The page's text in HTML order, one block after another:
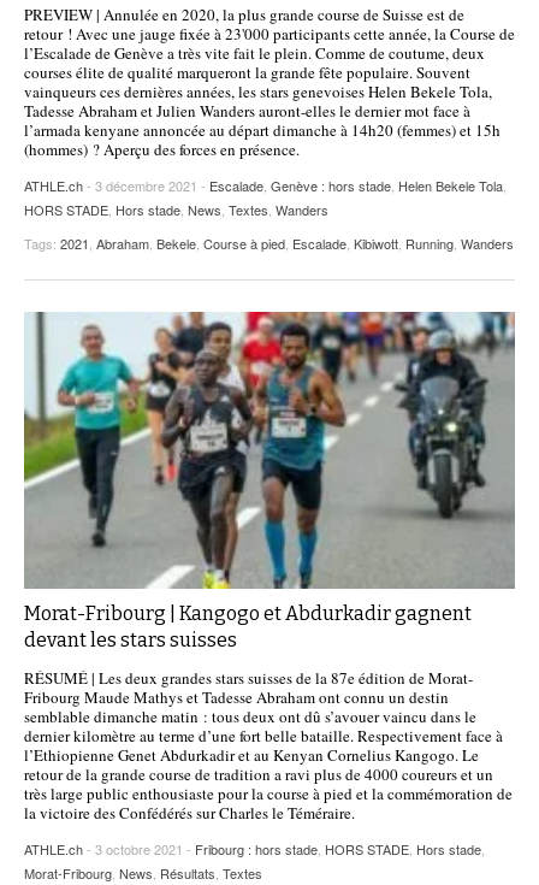
POURQUOI ATHLE.CH ?
ATHLE.CH RÉGIONS | VAUD
HIGHLIGHTS
LIVRES
PREVIEW | Annulée en 2020, la plus grande course de Suisse est de
retour ! Avec une jauge fixée à 23'000 participants cette année, la Course de
l’Escalade de Genève a très vite fait le plein. Comme de coutume, deux
courses élite de qualité marqueront la grande fête populaire. Souvent
vainqueurs ces dernières années, les stars genevoises Helen Bekele Tola,
Tadesse Abraham et Julien Wanders auront-elles le dernier mot face à
l’armada kenyane annoncée au départ dimanche à 14h20 (femmes) et 15h
(hommes) ? Aperçu des forces en présence.
ATHLE.ch- 3 décembre 2021 - Escalade Genève : hors stade Helen Bekele Tola
HORS STADE Hors stade News Textes Wanders
Tags: 2021 Abraham Bekele Course à pied Escalade Kibiwott Running Wanders
Morat-Fribourg | Kangogo et Abdurkadir gagnent
devant les stars suisses
RÉSUMÉ | Les deux grandes stars suisses de la 87e édition de Morat-
Fribourg Maude Mathys et Tadesse Abraham ont connu un destin
semblable dimanche matin : tous deux ont dû s’avouer vaincu dans le
dernier kilomètre au terme d’une fort belle bataille. Respectivement face à
l’Ethiopienne Genet Abdurkadir et au Kenyan Cornelius Kangogo. Le
retour de la grande course de tradition a ravi plus de 4000 coureurs et un
très large public enthousiaste pour la course à pied et la commémoration de
la victoire des Confédérés sur Charles le Téméraire.
ATHLE.ch- 3 octobre 2021 - Fribourg : hors stade HORS STADE Hors stade
Morat-Fribourg News Résultats Textes